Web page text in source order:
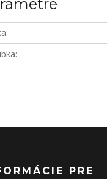
PRE